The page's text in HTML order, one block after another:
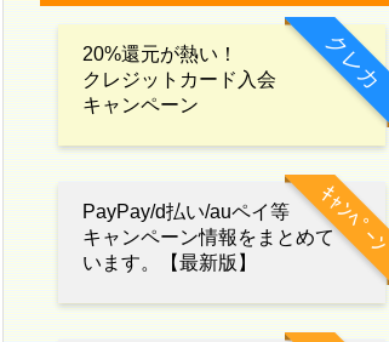
クレカ
20%還元が熱い！
クレジットカード入会
キャンペーン
ｷｬﾝﾍﾟ
PayPay/d払い/auペイ等
キャンペーン情報をまとめて
います。【最新版】